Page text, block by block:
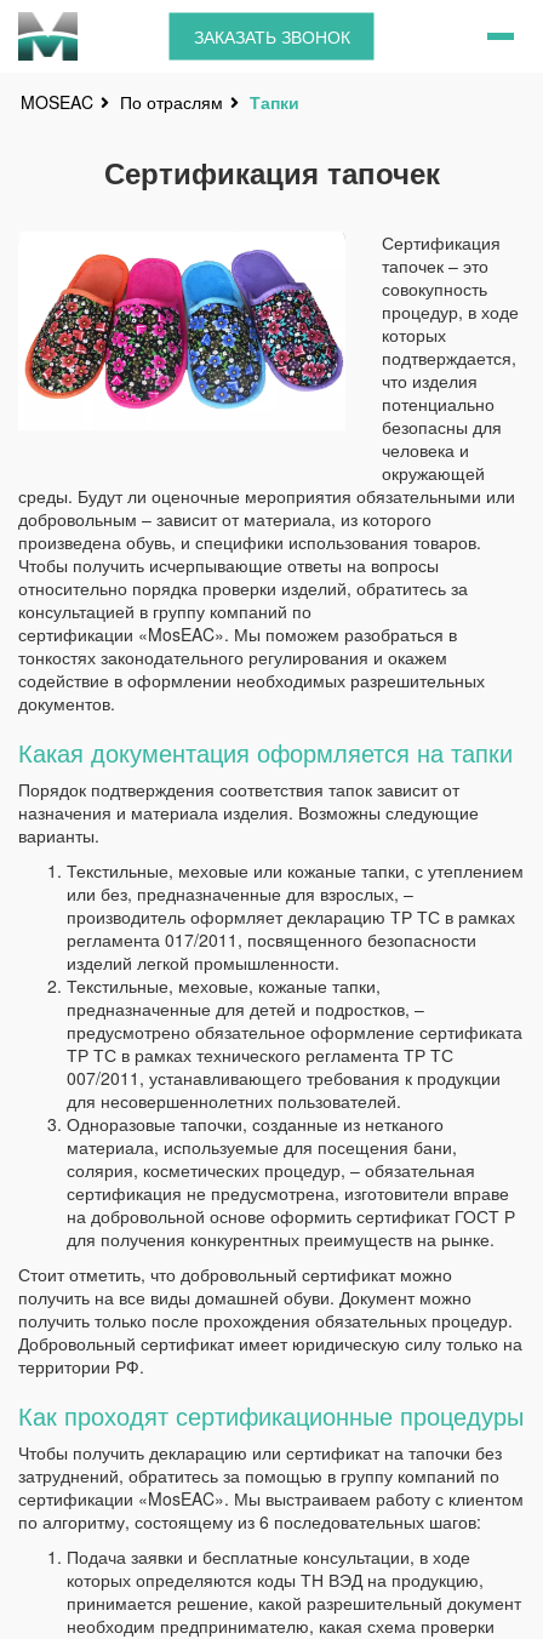
ЗАКАЗАТЬ ЗВОНОК
MOSEAC По отраслям Тапки
Сертификация тапочек
Сертификация
тапочек – это
совокупность
процедур, в ходе
которых
подтверждается,
что изделия
потенциально
безопасны для
человека и
окружающей
среды. Будут ли оценочные мероприятия обязательными или
добровольным – зависит от материала, из которого
произведена обувь, и специфики использования товаров.
Чтобы получить исчерпывающие ответы на вопросы
относительно порядка проверки изделий, обратитесь за
консультацией в группу компаний по
сертификации «MosEAC». Мы поможем разобраться в
тонкостях законодательного регулирования и окажем
содействие в оформлении необходимых разрешительных
документов.
Какая документация оформляется на тапки
Порядок подтверждения соответствия тапок зависит от
назначения и материала изделия. Возможны следующие
варианты.
Текстильные, меховые или кожаные тапки, с утеплением
или без, предназначенные для взрослых, –
производитель оформляет декларацию ТР ТС в рамках
регламента 017/2011, посвященного безопасности
изделий легкой промышленности.
Текстильные, меховые, кожаные тапки,
предназначенные для детей и подростков, –
предусмотрено обязательное оформление сертификата
ТР ТС в рамках технического регламента ТР ТС
007/2011, устанавливающего требования к продукции
для несовершеннолетних пользователей.
Одноразовые тапочки, созданные из нетканого
материала, используемые для посещения бани,
солярия, косметических процедур, – обязательная
сертификация не предусмотрена, изготовители вправе
на добровольной основе оформить сертификат ГОСТ Р
для получения конкурентных преимуществ на рынке.
Стоит отметить, что добровольный сертификат можно
получить на все виды домашней обуви. Документ можно
получить только после прохождения обязательных процедур.
Добровольный сертификат имеет юридическую силу только на
территории РФ.
Как проходят сертификационные процедуры
Чтобы получить декларацию или сертификат на тапочки без
затруднений, обратитесь за помощью в группу компаний по
сертификации «MosEAC». Мы выстраиваем работу с клиентом
по алгоритму, состоящему из 6 последовательных шагов:
Подача заявки и бесплатные консультации, в ходе
которых определяются коды ТН ВЭД на продукцию,
принимается решение, какой разрешительный документ
необходим предпринимателю, какая схема проверки